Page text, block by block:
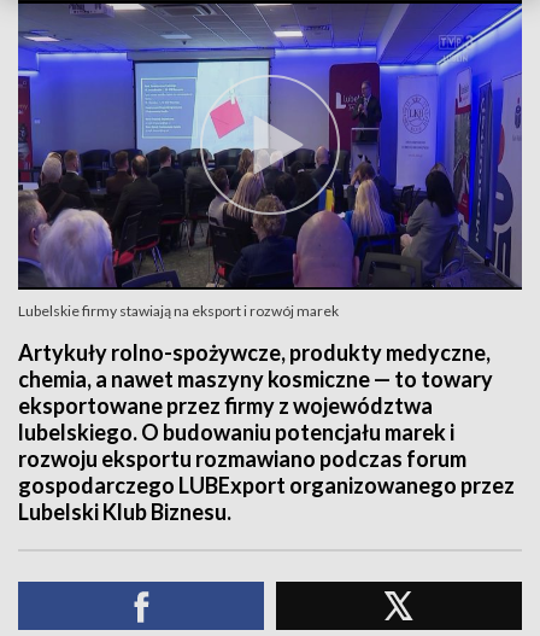
Lubelskie firmy stawiają na eksport i rozwój marek
Artykuły rolno-spożywcze, produkty medyczne,
chemia, a nawet maszyny kosmiczne — to towary
eksportowane przez firmy z województwa
lubelskiego. O budowaniu potencjału marek i
rozwoju eksportu rozmawiano podczas forum
gospodarczego LUBExport organizowanego przez
Lubelski Klub Biznesu.